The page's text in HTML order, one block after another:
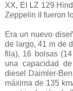
XX, El LZ 129
Zeppelin II fueron
Era un nuevo
de largo, 41 m de
fila), 16 bolsas
una capacidad
diesel Daimler-
máxima de 135